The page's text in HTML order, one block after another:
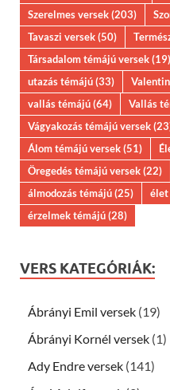
Szerelmes versek(203)
Tavaszi versek(50)
Társadalom témájú versek(19)
utazás témájú(33)
vallás témájú(64) Vallás
Vágyakozás témájú versek
Álom témájú versek(51)
Öregedés témájú versek(22)
álmodozás témájú(25) élet
érzelmek témájú(28)
VERS KATEGÓRIÁK:
Ábrányi Emil versek (19)
Ábrányi Kornél versek (1)
Ady Endre versek (141)